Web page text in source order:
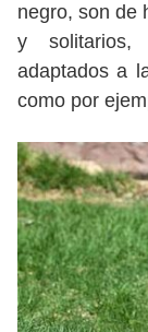
negro, son de
y solitarios,
adaptados a
como por